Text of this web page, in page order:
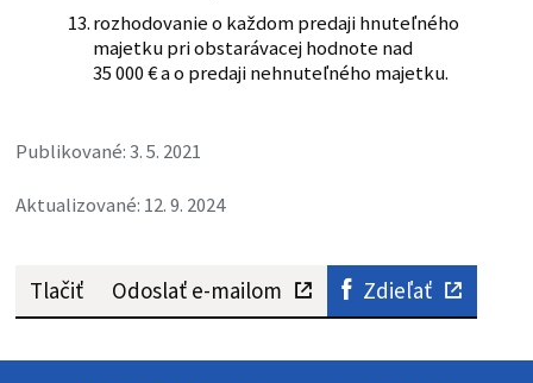
rozhodovanie o každom predaji hnuteľného
majetku pri obstarávacej hodnote nad
35 000 € a o predaji nehnuteľného majetku.
Publikované: 3. 5. 2021
Aktualizované: 12. 9. 2024
Tlačiť Odoslať e-mailom Zdieľať